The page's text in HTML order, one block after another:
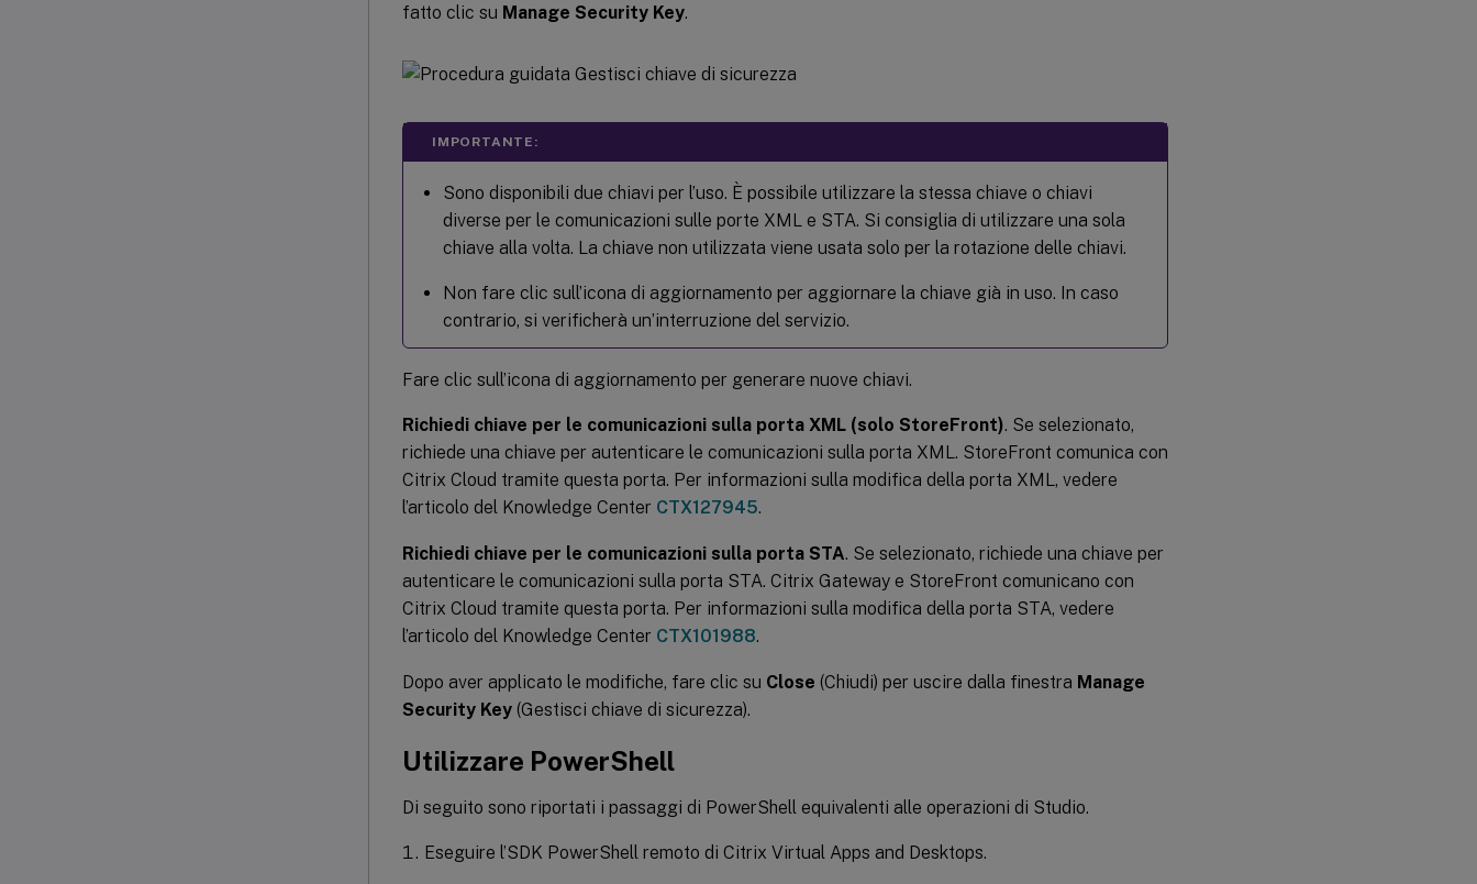
fatto clic su Manage Security Key.
IMPORTANTE:
Sono disponibili due chiavi per l’uso. È possibile utilizzare la stessa chiave o chiavi
diverse per le comunicazioni sulle porte XML e STA. Si consiglia di utilizzare una sola
chiave alla volta. La chiave non utilizzata viene usata solo per la rotazione delle chiavi.
Non fare clic sull’icona di aggiornamento per aggiornare la chiave già in uso. In caso
contrario, si verificherà un’interruzione del servizio.
Fare clic sull’icona di aggiornamento per generare nuove chiavi.
Richiedi chiave per le comunicazioni sulla porta XML (solo StoreFront). Se selezionato,
richiede una chiave per autenticare le comunicazioni sulla porta XML. StoreFront comunica con
Citrix Cloud tramite questa porta. Per informazioni sulla modifica della porta XML, vedere
l’articolo del Knowledge Center CTX127945.
Richiedi chiave per le comunicazioni sulla porta STA. Se selezionato, richiede una chiave per
autenticare le comunicazioni sulla porta STA. Citrix Gateway e StoreFront comunicano con
Citrix Cloud tramite questa porta. Per informazioni sulla modifica della porta STA, vedere
l’articolo del Knowledge Center CTX101988.
Dopo aver applicato le modifiche, fare clic su Close (Chiudi) per uscire dalla finestra Manage
Security Key (Gestisci chiave di sicurezza).
Utilizzare PowerShell
Di seguito sono riportati i passaggi di PowerShell equivalenti alle operazioni di Studio.
Eseguire l’SDK PowerShell remoto di Citrix Virtual Apps and Desktops.